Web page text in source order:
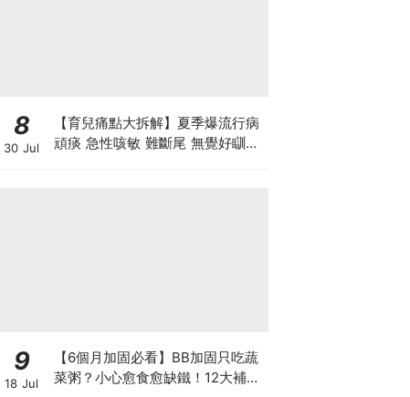
8
30 Jul
【育兒痛點大拆解】夏季爆流行病
頑痰 急性咳敏 難斷尾 無覺好瞓？
9
18 Jul
【6個月加固必看】BB加固只吃蔬
菜粥？小心愈食愈缺鐵！12大補鐵